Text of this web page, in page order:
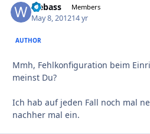
webass Members
May 8, 201214 yr
AUTHOR
Mmh, Fehlkonfiguration beim
meinst Du?
Ich hab auf jeden Fall noch mal
nachher mal ein.